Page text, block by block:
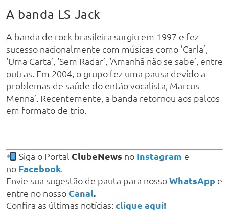
A banda LS Jack
A banda de rock brasileira surgiu em 1997 e fez
sucesso nacionalmente com músicas como ‘Carla’,
‘Uma Carta’, ‘Sem Radar’, ‘Amanhã não se sabe’, entre
outras. Em 2004, o grupo fez uma pausa devido a
problemas de saúde do então vocalista, Marcus
Menna’. Recentemente, a banda retornou aos palcos
em formato de trio.
Siga o Portal ClubeNews no Instagram e
no Facebook.
Envie sua sugestão de pauta para nossoWhatsApp e
entre no nosso Canal.
Confira as últimas notícias: clique aqui!